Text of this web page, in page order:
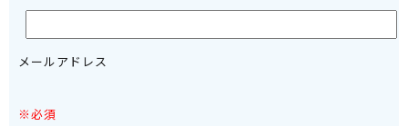
メールアドレス
※必須